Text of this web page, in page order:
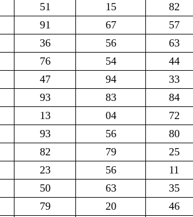
51 15 82
91 67 57
36 56 63
76 54 44
47 94 33
93 83 84
13 04 72
93 56 80
82 79 25
23 56 11
50 63 35
79 20 46